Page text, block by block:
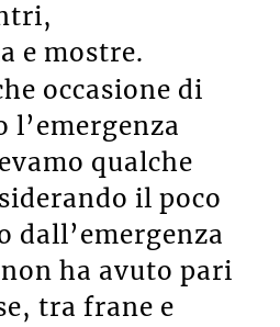
e mostre.
occasione di
l’emergenza
qualche
il poco
dall’emergenza
ha avuto pari
tra frane e